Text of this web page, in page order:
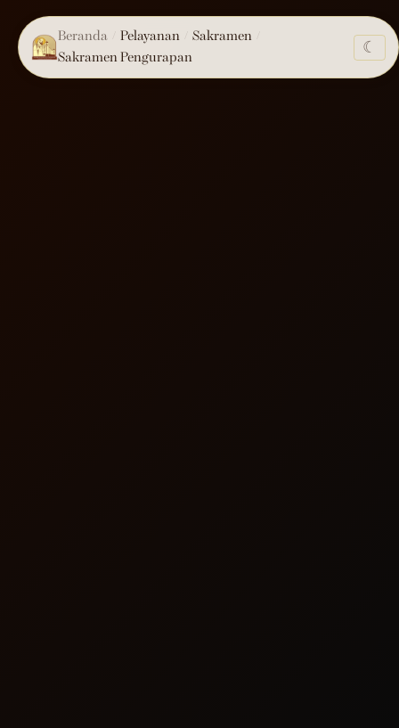
Beranda Pelayanan Sakramen
Sakramen Pengurapan
☾